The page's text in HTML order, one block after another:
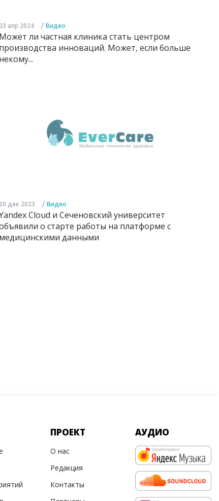
апр 2024 / Видео
Может ли частная клиника стать центром
производства инноваций. Может, если больше
некому...
20 дек 2023 / Видео
Cloud и Сеченовский университет
о старте работы на платформе с
медицинскими данными
ПРОЕКТ
О нас
Редакция
Контакты
АУДИО